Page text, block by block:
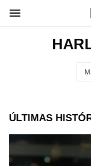
para
ÚLTIMAS